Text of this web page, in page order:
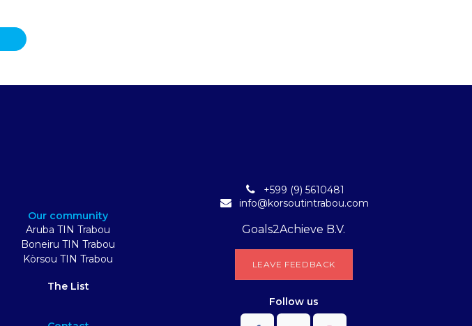
Our community
Aruba TIN Trabou
Boneiru TIN Trabou
Kòrsou TIN Trabou
The List
+599 (9) 5610481
info@korsoutintrabou.com
Goals2Achieve B.V.
L​​EA​​​​​​​​V​​E FEEDB​​A​​​​CK
Follow us